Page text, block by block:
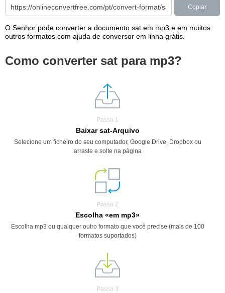
Copiar
O Senhor pode converter a documento sat em mp3 e em muitos
outros formatos com ajuda de conversor em linha grátis.
Como converter sat para mp3?
Passo 1
Baixar sat-Arquivo
Selecione um ficheiro do seu computador, Google Drive, Dropbox ou
arraste e solte na página
Passo 2
Escolha «em mp3»
Escolha mp3 ou qualquer outro formato que você precise (mais de 100
formatos suportados)
Passo 3